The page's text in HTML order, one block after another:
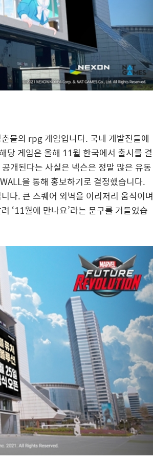
물의 rpg게임입니다. 국내 개발진들에
당 게임은 올해 11월 한국에서 출시를 결
개된다는 사실은 넥슨은 정말 많은 유동
을 통해 홍보하기로 결정했습니다.
다.큰 스퀘어 외벽을 이리저리 움직이며
‘11월에 만나요’라는 문구를 거들었습